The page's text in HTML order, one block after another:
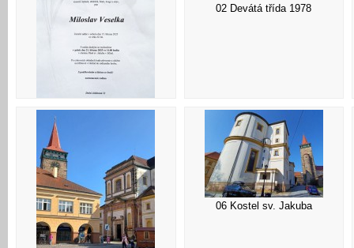
02 Devátá třída 1978
06 Kostel sv. Jakuba